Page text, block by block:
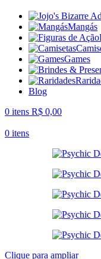
Mangás
Games
Blog
0 itens R$ 0,00
0 itens
Clique para ampliar